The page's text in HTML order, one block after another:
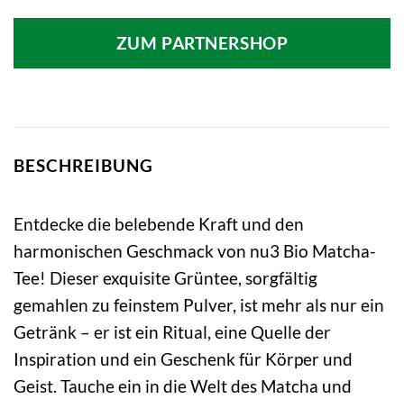
war:
46,47 €
ist:
42,99 €.
ZUM PARTNERSHOP
BESCHREIBUNG
Entdecke die belebende Kraft und den
harmonischen Geschmack von nu3 Bio Matcha-
Tee! Dieser exquisite Grüntee, sorgfältig
gemahlen zu feinstem Pulver, ist mehr als nur ein
Getränk – er ist ein Ritual, eine Quelle der
Inspiration und ein Geschenk für Körper und
Geist. Tauche ein in die Welt des Matcha und